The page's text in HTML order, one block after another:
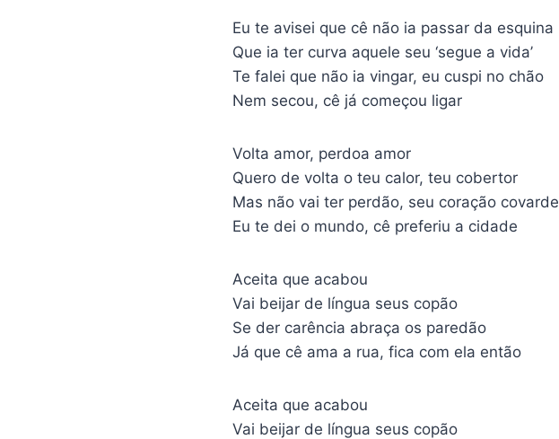
Eu te avisei que cê não ia passar da esquina
Que ia ter curva aquele seu ‘segue a vida’
Te falei que não ia vingar, eu cuspi no chão
Nem secou, cê já começou ligar
Volta amor, perdoa amor
Quero de volta o teu calor, teu cobertor
Mas não vai ter perdão, seu coração covarde
Eu te dei o mundo, cê preferiu a cidade
Aceita que acabou
Vai beijar de língua seus copão
Se der carência abraça os paredão
Já que cê ama a rua, fica com ela então
Aceita que acabou
Vai beijar de língua seus copão